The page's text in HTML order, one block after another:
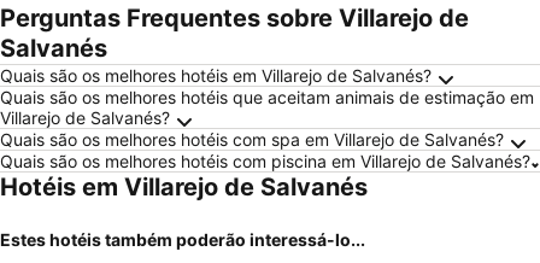
Perguntas Frequentes sobre Villarejo de
Salvanés
Quais são os melhores hotéis em Villarejo de Salvanés?
Quais são os melhores hotéis que aceitam animais de estimação em
Villarejo de Salvanés?
Quais são os melhores hotéis com spa em Villarejo de Salvanés?
Quais são os melhores hotéis com piscina em Villarejo de Salvanés?
Hotéis em Villarejo de Salvanés
Estes hotéis também poderão interessá-lo...